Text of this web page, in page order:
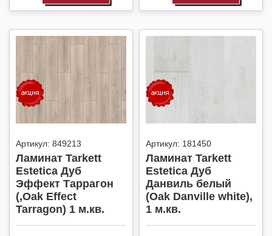
Артикул: 849213
Ламинат Tarkett
Estetica Дуб
Эффект Таррагон
(,Oak Effect
Tarragon) 1 м.кв.
Артикул: 181450
Ламинат Tarkett
Estetica Дуб
Данвиль белый
(Oak Danville white),
1 м.кв.